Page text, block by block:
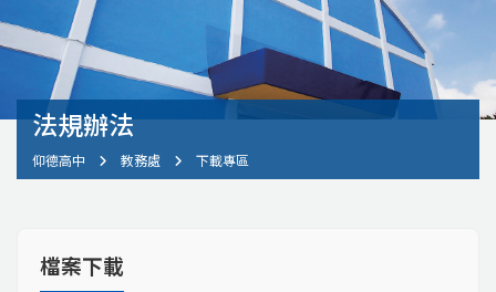
法規辦法
仰德高中 教務處 下載專區
檔案下載